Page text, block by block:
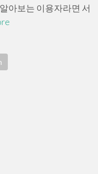
아보는 이용자라면 서